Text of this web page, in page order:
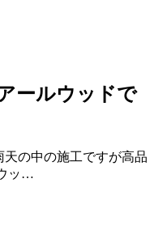
ールウッドで
天の中の施工ですが高品
ッ…